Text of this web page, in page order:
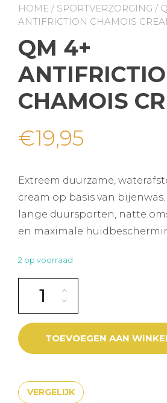
HOME / SPORTVERZORGING /
ANTIFRICTION CHAMOIS
QM 4+
CHAMOIS
€19,95
Extreem duurzame,
cream op basis van
lange duursporten, natte
en maximale
2 op voorraad
TOEVOEGEN AAN
VERGELIJK